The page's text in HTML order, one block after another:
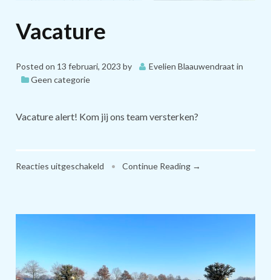
Vacature
Posted on 13 februari, 2023 by Evelien Blaauwendraat in
Geen categorie
Vacature alert! Kom jij ons team versterken?
Reacties uitgeschakeldvoor
• Continue Reading →